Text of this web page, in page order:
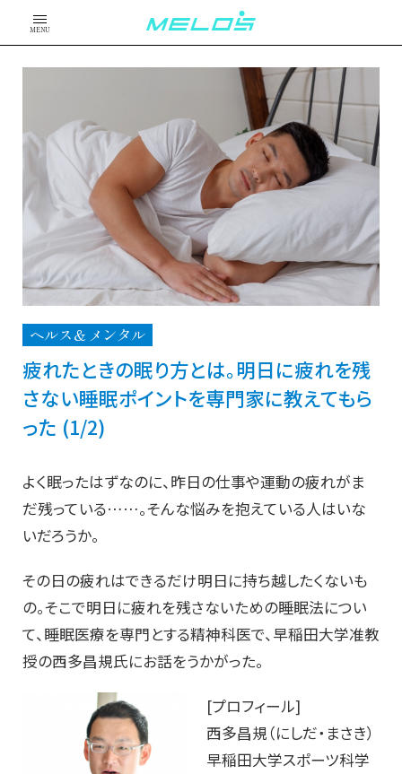
MENU
ヘルス＆メンタル
疲れたときの眠り方とは。明日に疲れを残
さない睡眠ポイントを専門家に教えてもら
った (1/2)
よく眠ったはずなのに、昨日の仕事や運動の疲れがま
だ残っている……。そんな悩みを抱えている人はいな
いだろうか。
その日の疲れはできるだけ明日に持ち越したくないも
の。そこで明日に疲れを残さないための睡眠法につい
て、睡眠医療を専門とする精神科医で、早稲田大学准教
授の西多昌規氏にお話をうかがった。
[プロフィール]
西多昌規（にしだ・まさき）
早稲田大学スポーツ科学